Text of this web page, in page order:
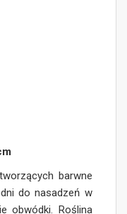
barwne
do nasadzeń w
obwódki. Roślina